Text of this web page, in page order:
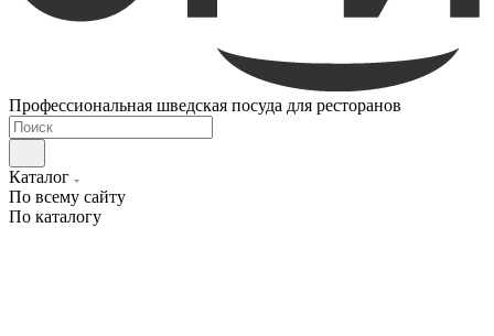
Профессиональная шведская посуда для ресторанов
Каталог
По всему сайту
По каталогу